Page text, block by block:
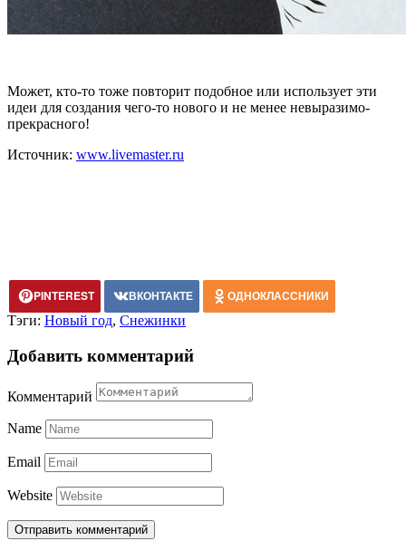
Может, кто-то тоже повторит подобное или использует эти
идеи для создания чего-то нового и не менее невыразимо-
прекрасного!
Источник: www.livemaster.ru
PINTEREST ВКОНТАКТЕ ОДНОКЛАССНИКИ
Тэги: Новый год, Снежинки
Добавить комментарий
Комментарий
Name
Email
Website